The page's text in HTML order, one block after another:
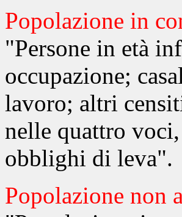
Popolazione in
"Persone in età
occupazione;
lavoro; altri
nelle quattro
obblighi di leva".
Popolazione non